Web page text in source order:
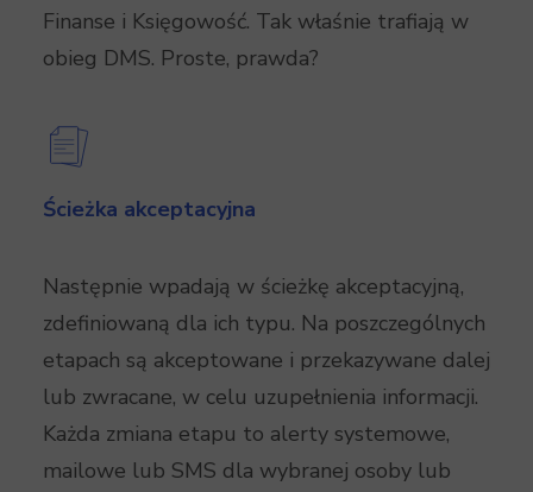
Finanse i Księgowość. Tak właśnie trafiają w
obieg DMS. Proste, prawda?
Ścieżka akceptacyjna
Następnie wpadają w ścieżkę akceptacyjną,
zdefiniowaną dla ich typu. Na poszczególnych
etapach są akceptowane i przekazywane dalej
lub zwracane, w celu uzupełnienia informacji.
Każda zmiana etapu to alerty systemowe,
mailowe lub SMS dla wybranej osoby lub